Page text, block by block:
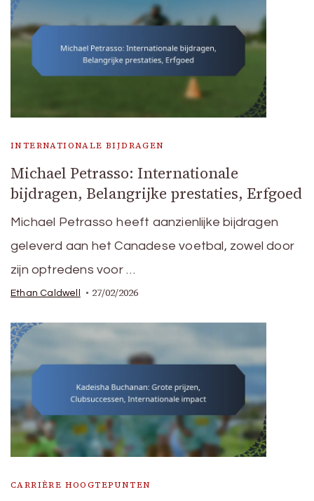
INTERNATIONALE BIJDRAGEN
Michael Petrasso: Internationale
bijdragen, Belangrijke prestaties, Erfgoed
Michael Petrasso heeft aanzienlijke bijdragen
geleverd aan het Canadese voetbal, zowel door
zijn optredens voor …
Ethan Caldwell 27/02/2026
CARRIÈRE HOOGTEPUNTEN